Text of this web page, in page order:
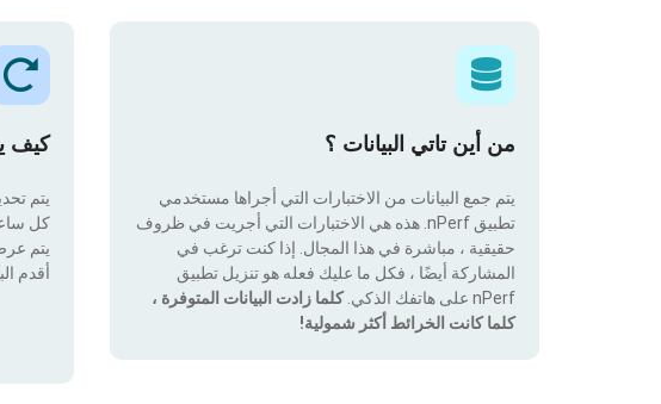
من أين تاتي البيانات ؟
يتم جمع البيانات من الاختبارات التي أجراها مستخدمي
تطبيق nPerf. هذه هي الاختبارات التي أجريت في ظروف
حقيقية ، مباشرة في هذا المجال. إذا كنت ترغب في
المشاركة أيضًا ، فكل ما عليك فعله هو تنزيل تطبيق
nPerf على هاتفك الذكي.
كلما زادت البيانات المتوفرة ،
كلما كانت الخرائط أكثر شمولية!
كيف
يتم
كل
يتم
أقدم